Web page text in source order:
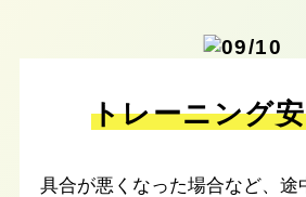
トレーニング
具合が悪くなった場合など、途